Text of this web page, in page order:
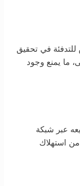
في تحقيق
ما يمنع وجود
عبر شبكة
من استهلاك